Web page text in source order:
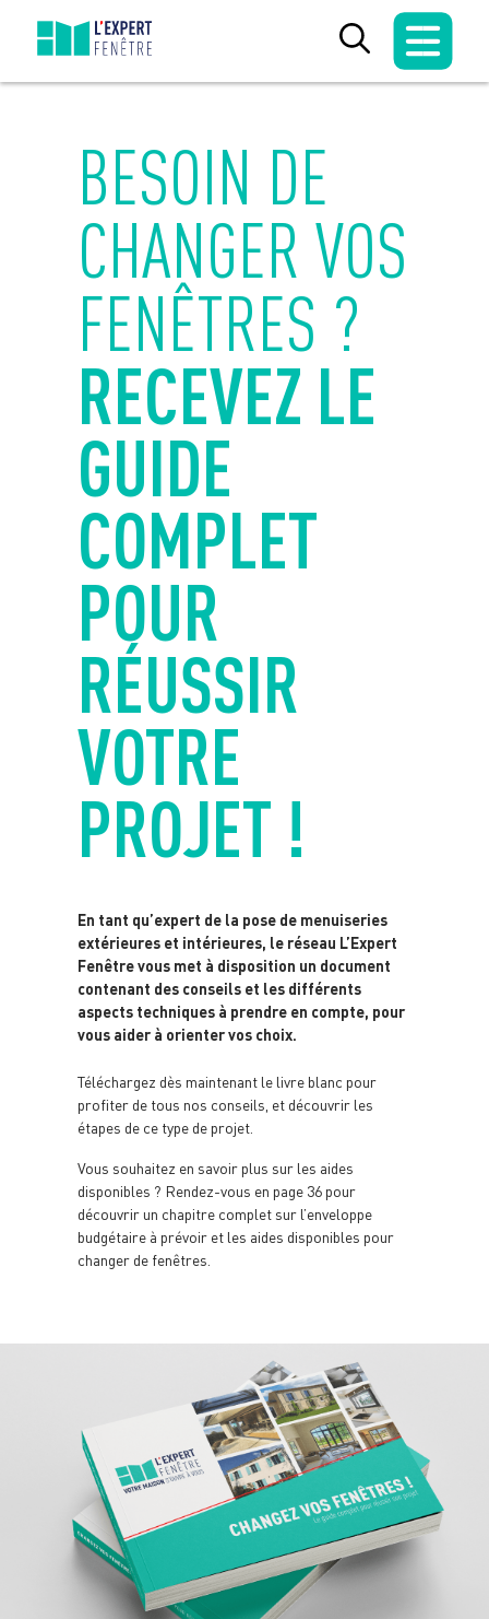
content
BESOIN DE
CHANGER VOS
FENÊTRES ?
RECEVEZ LE
GUIDE
COMPLET
POUR
RÉUSSIR
VOTRE
PROJET !
En tant qu’expert de la pose de menuiseries
extérieures et intérieures, le réseau L’Expert
Fenêtre vous met à disposition un document
contenant des conseils et les différents
aspects techniques à prendre en compte, pour
vous aider à orienter vos choix.
Téléchargez dès maintenant le livre blanc pour
profiter de tous nos conseils, et découvrir les
étapes de ce type de projet.
Vous souhaitez en savoir plus sur les aides
disponibles ? Rendez-vous en page 36 pour
découvrir un chapitre complet sur l’enveloppe
budgétaire à prévoir et les aides disponibles pour
changer de fenêtres.